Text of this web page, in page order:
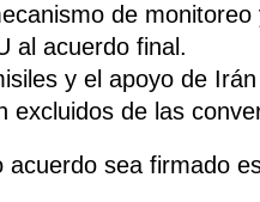
de
al acuerdo final.
y el apoyo de
excluidos de las
acuerdo sea firmado